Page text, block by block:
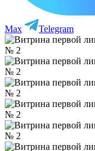
Max Telegram